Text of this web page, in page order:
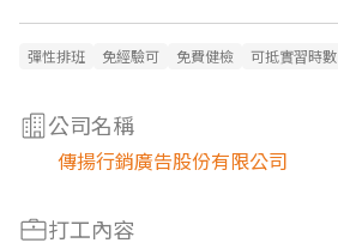
彈性排班 免經驗可 免費健檢 可抵實習時數
公司名稱
傳揚行銷廣告股份有限公司
打工內容